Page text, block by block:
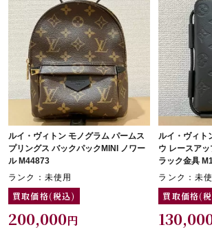
ルイ・ヴィトン モノグラム パームス
プリングス バックパックMINI ノワー
ル M44873
ランク：未使用
買取価格(税込)
200,000円
ルイ・ヴィト
ウ レースア
ラック金具
ランク：未
買取価格(